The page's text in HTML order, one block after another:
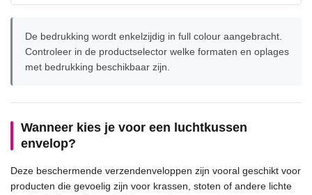
De bedrukking wordt enkelzijdig in full colour aangebracht.
Controleer in de productselector welke formaten en oplages
met bedrukking beschikbaar zijn.
Wanneer kies je voor een luchtkussen
envelop?
Deze beschermende verzendenveloppen zijn vooral geschikt voor
producten die gevoelig zijn voor krassen, stoten of andere lichte